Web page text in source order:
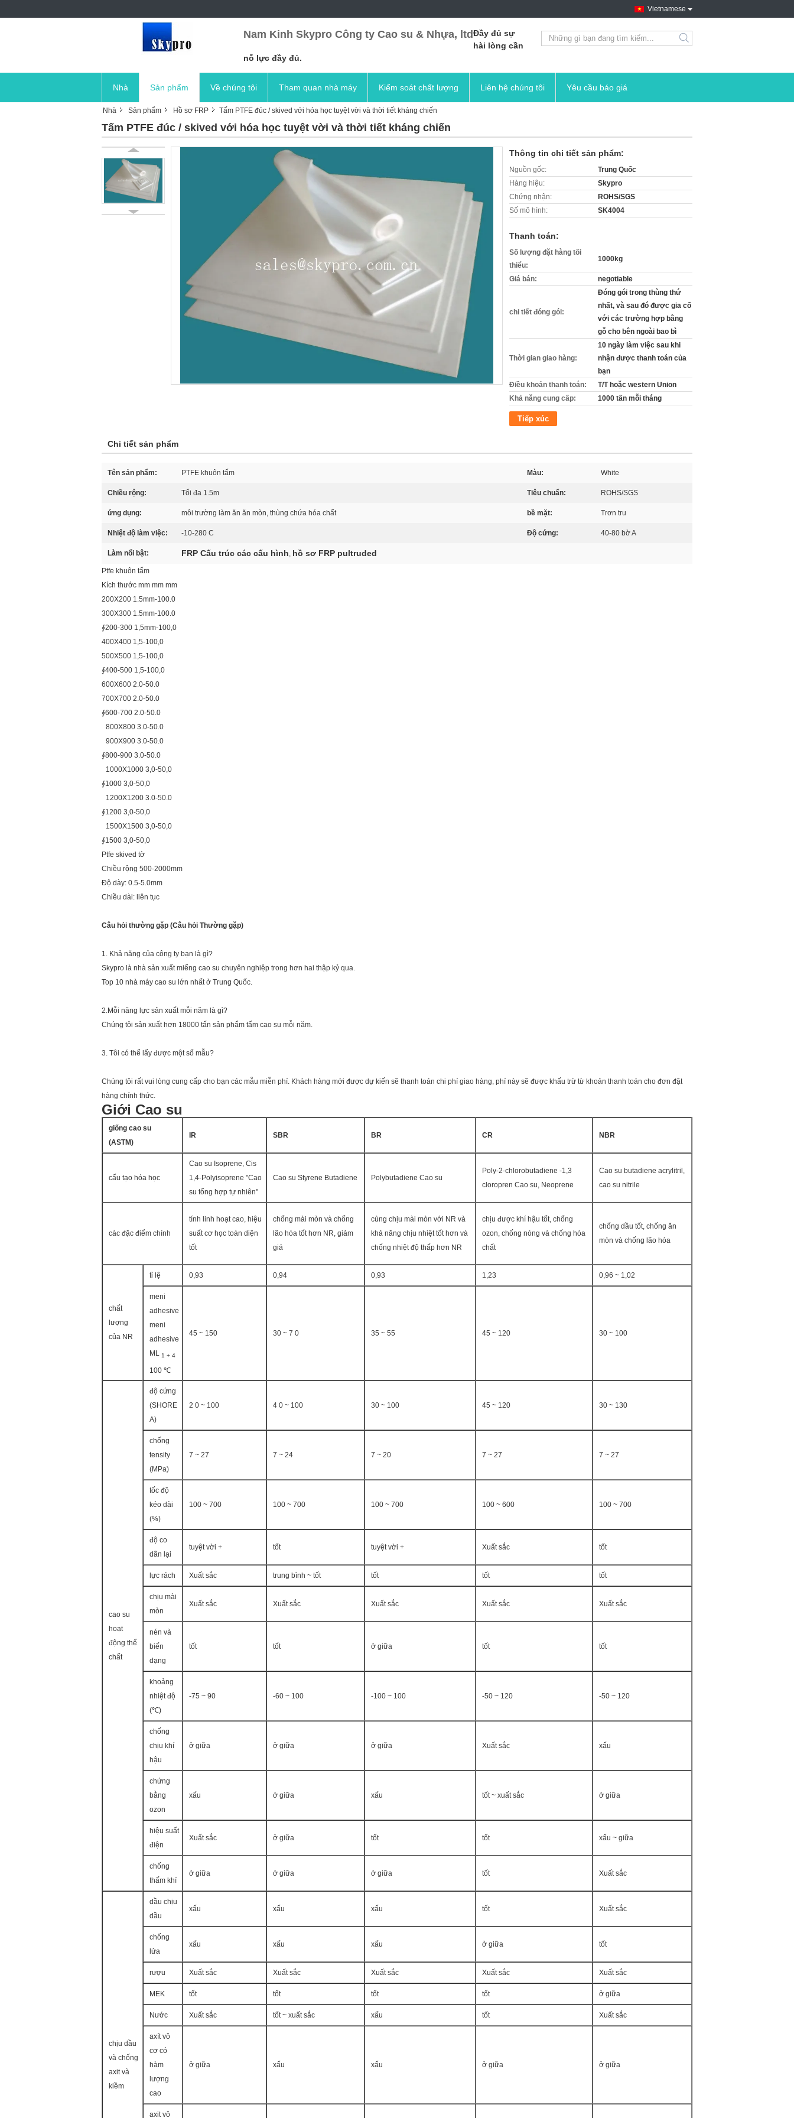
Vietnamese
Nam Kinh Skypro Công ty Cao su & Nhựa, ltdĐầy đủ sự
hài lòng cần
nỗ lực đầy đủ.
search
Nhà Sản phẩm Về chúng tôi Tham quan nhà máy Kiểm soát chất lượng Liên hệ chúng tôi Yêu cầu báo giá
Nhà Sản phẩm Hồ sơ FRP Tấm PTFE đúc / skived với hóa học tuyệt vời và thời tiết kháng chiến
Tấm PTFE đúc / skived với hóa học tuyệt vời và thời tiết kháng chiến
Thông tin chi tiết sản phẩm:
Nguồn gốc:
Trung Quốc
Hàng hiệu:
Skypro
Chứng nhận:
ROHS/SGS
Số mô hình:
SK4004
Thanh toán:
Số lượng đặt hàng tối
thiểu:
1000kg
Giá bán: negotiable
chi tiết đóng gói:
Đóng gói trong thùng thứ
nhất, và sau đó được gia cố
với các trường hợp bằng
gỗ cho bên ngoài bao bì
Thời gian giao hàng:
10 ngày làm việc sau khi
nhận được thanh toán của
bạn
Điều khoản thanh toán:
T/T hoặc western Union
Khả năng cung cấp:
1000 tấn mỗi tháng
Tiếp xúc
Chi tiết sản phẩm
Tên sản phẩm: PTFE khuôn tấm Màu: White
Chiều rộng: Tối đa 1.5m Tiêu chuẩn: ROHS/SGS
ứng dụng: môi trường làm ăn ăn mòn, thùng chứa hóa chất bề mặt: Trơn tru
Nhiệt độ làm việc: -10-280 C Độ cứng: 40-80 bờ A
Làm nổi bật: FRP Cấu trúc các cấu hình, hồ sơ FRP pultruded
Ptfe khuôn tấm
Kích thước mm mm mm
200X200 1.5mm-100.0
300X300 1.5mm-100.0
∮200-300 1,5mm-100,0
400X400 1,5-100,0
500X500 1,5-100,0
∮400-500 1,5-100,0
600X600 2.0-50.0
700X700 2.0-50.0
∮600-700 2.0-50.0
800X800 3.0-50.0
900X900 3.0-50.0
∮800-900 3.0-50.0
1000X1000 3,0-50,0
∮1000 3,0-50,0
1200X1200 3.0-50.0
∮1200 3,0-50,0
1500X1500 3,0-50,0
∮1500 3,0-50,0
Ptfe skived tờ
Chiều rộng 500-2000mm
Độ dày: 0.5-5.0mm
Chiều dài: liên tục
Câu hỏi thường gặp (Câu hỏi Thường gặp)
1. Khả năng của công ty bạn là gì?
Skypro là nhà sản xuất miếng cao su chuyên nghiệp trong hơn hai thập kỷ qua.
Top 10 nhà máy cao su lớn nhất ở Trung Quốc.
2.Mỗi năng lực sản xuất mỗi năm là gì?
Chúng tôi sản xuất hơn 18000 tấn sản phẩm tấm cao su mỗi năm.
3. Tôi có thể lấy được một số mẫu?
Chúng tôi rất vui lòng cung cấp cho bạn các mẫu miễn phí. Khách hàng mới được dự kiến ​​sẽ thanh toán chi phí giao hàng, phí này sẽ được khấu trừ từ khoản thanh toán cho đơn đặt
hàng chính thức.
Giới Cao su
giống cao su
(ASTM)
IR SBR BR CR NBR
cấu tạo hóa học
Cao su Isoprene, Cis
1,4-Polyisoprene "Cao
su tổng hợp tự nhiên"
Cao su Styrene Butadiene Polybutadiene Cao su
Poly-2-chlorobutadiene -1,3
cloropren Cao su, Neoprene
Cao su butadiene acrylitril,
cao su nitrile
các đặc điểm chính
tính linh hoạt cao, hiệu
suất cơ học toàn diện
tốt
chống mài mòn và chống
lão hóa tốt hơn NR, giảm
giá
cùng chịu mài mòn với NR và
khả năng chịu nhiệt tốt hơn và
chống nhiệt độ thấp hơn NR
chịu được khí hậu tốt, chống
ozon, chống nóng và chống hóa
chất
chống dầu tốt, chống ăn
mòn và chống lão hóa
chất
lượng
của NR
tỉ lệ 0,93 0,94 0,93 1,23 0,96 ~ 1,02
meni
adhesive
meni
adhesive
ML 1 + 4
100 ℃
45 ~ 150 30 ~ 7 0 35 ~ 55 45 ~ 120 30 ~ 100
cao su
hoạt
động thể
chất
độ cứng
(SHORE
A)
2 0 ~ 100 4 0 ~ 100 30 ~ 100 45 ~ 120 30 ~ 130
chống
tensity
(MPa)
7 ~ 27 7 ~ 24 7 ~ 20 7 ~ 27 7 ~ 27
tốc độ
kéo dài
(%)
100 ~ 700 100 ~ 700 100 ~ 700 100 ~ 600 100 ~ 700
độ co
dãn lại
tuyệt vời + tốt tuyệt vời + Xuất sắc tốt
lực rách Xuất sắc trung bình ~ tốt tốt tốt tốt
chịu mài
mòn
Xuất sắc Xuất sắc Xuất sắc Xuất sắc Xuất sắc
nén và
biến
dạng
tốt tốt ở giữa tốt tốt
khoảng
nhiệt độ
(℃)
-75 ~ 90 -60 ~ 100 -100 ~ 100 -50 ~ 120 -50 ~ 120
chống
chịu khí
hậu
ở giữa ở giữa ở giữa Xuất sắc xấu
chứng
bằng
ozon
xấu ở giữa xấu tốt ~ xuất sắc ở giữa
hiệu suất
điện
Xuất sắc ở giữa tốt tốt xấu ~ giữa
chống
thấm khí
ở giữa ở giữa ở giữa tốt Xuất sắc
chịu dầu
và chống
axit và
kiềm
dầu chịu
dầu
xấu xấu xấu tốt Xuất sắc
chống
lửa
xấu xấu xấu ở giữa tốt
rượu Xuất sắc Xuất sắc Xuất sắc Xuất sắc Xuất sắc
MEK tốt tốt tốt tốt ở giữa
Nước Xuất sắc tốt ~ xuất sắc xấu tốt Xuất sắc
axít vô
cơ có
hàm
lượng
cao
ở giữa xấu xấu ở giữa ở giữa
axit vô